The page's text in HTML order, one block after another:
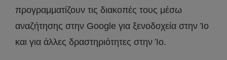
προγραμματίζουν τις διακοπές τους μέσω
αναζήτησης στην Google για ξενοδοχεία στην Ίο
και για άλλες δραστηριότητες στην Ίο.